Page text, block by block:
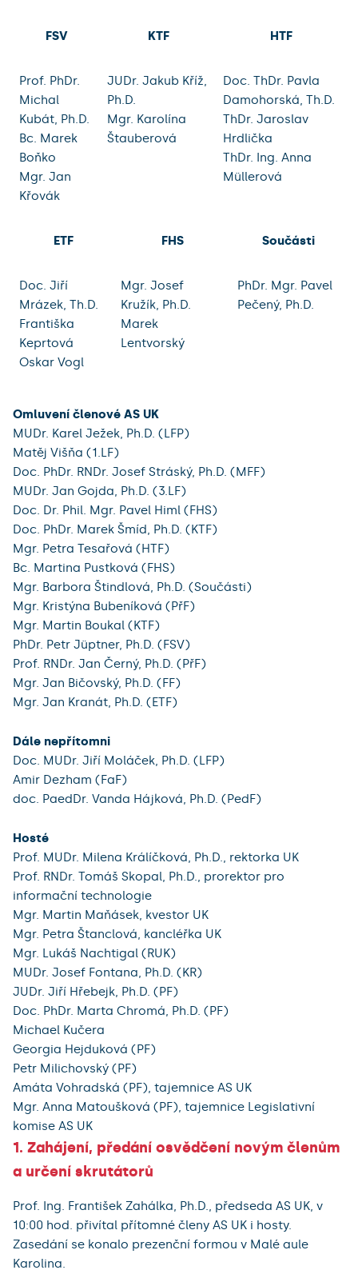
FSV KTF HTF
Prof. PhDr.
Michal
Kubát, Ph.D.
Bc. Marek
Boňko
Mgr. Jan
Křovák
JUDr. Jakub Kříž,
Ph.D.
Mgr. Karolína
Štauberová
Doc. ThDr. Pavla
Damohorská, Th.D.
ThDr. Jaroslav
Hrdlička
ThDr. Ing. Anna
Müllerová
ETF FHS Součásti
Doc. Jiří
Mrázek, Th.D.
Františka
Keprtová
Oskar Vogl
Mgr. Josef
Kružík, Ph.D.
Marek
Lentvorský
PhDr. Mgr. Pavel
Pečený, Ph.D.
Omluvení členové AS UK
MUDr. Karel Ježek, Ph.D. (LFP)
Matěj Višňa (1.LF)
Doc. PhDr. RNDr. Josef Stráský, Ph.D. (MFF)
MUDr. Jan Gojda, Ph.D. (3.LF)
Doc. Dr. Phil. Mgr. Pavel Himl (FHS)
Doc. PhDr. Marek Šmíd, Ph.D. (KTF)
Mgr. Petra Tesařová (HTF)
Bc. Martina Pustková (FHS)
Mgr. Barbora Štindlová, Ph.D. (Součásti)
Mgr. Kristýna Bubeníková (PřF)
Mgr. Martin Boukal (KTF)
PhDr. Petr Jüptner, Ph.D. (FSV)
Prof. RNDr. Jan Černý, Ph.D. (PřF)
Mgr. Jan Bičovský, Ph.D. (FF)
Mgr. Jan Kranát, Ph.D. (ETF)
Dále nepřítomni
Doc. MUDr. Jiří Moláček, Ph.D. (LFP)
Amir Dezham (FaF)
doc. PaedDr. Vanda Hájková, Ph.D. (PedF)
Hosté
Prof. MUDr. Milena Králíčková, Ph.D., rektorka UK
Prof. RNDr. Tomáš Skopal, Ph.D., prorektor pro
informační technologie
Mgr. Martin Maňásek, kvestor UK
Mgr. Petra Štanclová, kancléřka UK
Mgr. Lukáš Nachtigal (RUK)
MUDr. Josef Fontana, Ph.D. (KR)
JUDr. Jiří Hřebejk, Ph.D. (PF)
Doc. PhDr. Marta Chromá, Ph.D. (PF)
Michael Kučera
Georgia Hejduková (PF)
Petr Milichovský (PF)
Amáta Vohradská (PF), tajemnice AS UK
Mgr. Anna Matoušková (PF), tajemnice Legislativní
komise AS UK
1. Zahájení, předání osvědčení novým členům
a určení skrutátorů
Prof. Ing. František Zahálka, Ph.D., předseda AS UK, v
10:00 hod. přivítal přítomné členy AS UK i hosty.
Zasedání se konalo prezenční formou v Malé aule
Karolina.